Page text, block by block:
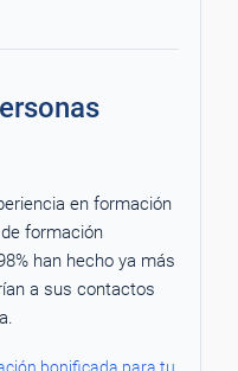
en formación
formación
han hecho ya más
a sus contactos